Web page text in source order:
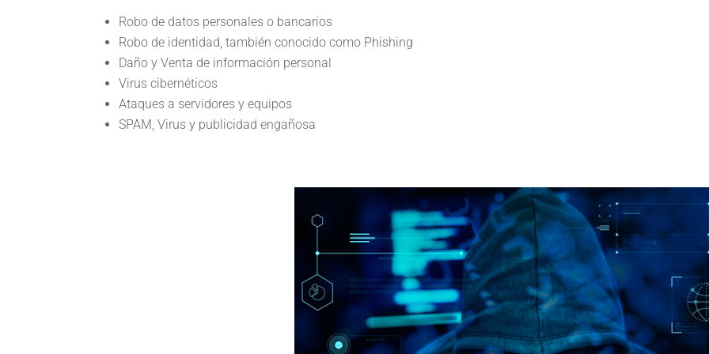
Robo de datos personales o bancarios
Robo de identidad, también conocido como Phishing
Daño y Venta de información personal
Virus cibernéticos
Ataques a servidores y equipos
SPAM, Virus y publicidad engañosa